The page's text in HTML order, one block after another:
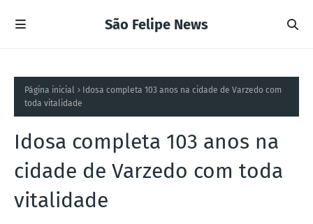
São Felipe News
Página inicial
Idosa completa 103 anos na cidade de Varzedo com
toda vitalidade
Idosa completa 103 anos na
cidade de Varzedo com toda
vitalidade